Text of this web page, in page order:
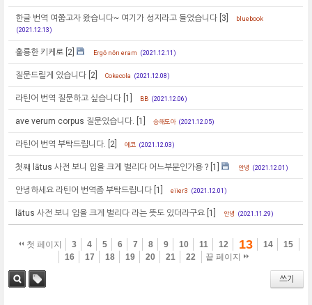
한글 번역 여쭙고자 왔습니다~ 여기가 성지라고 들었습니다 [3]
bluebook
(2021.12.13)
훌룡한 키케로 [2] Ergō nōn eram (2021.12.11)
질문드릴게 있습니다 [2] Cokecola (2021.12.08)
라틴어 번역 질문하고 싶습니다 [1] BB (2021.12.06)
ave verum corpus 질문있습니다. [1] 승해도아 (2021.12.05)
라틴어 번역 부탁드립니다. [2] 에코 (2021.12.03)
첫쨰 lātus 사전 보니 입을 크게 벌리다 어느부분인가용 ? [1] 안녕 (2021.12.01)
안녕하세요 라틴어 번역좀 부탁드립니다 [1] eiier3 (2021.12.01)
lātus 사전 보니 입을 크게 벌리다 라는 뜻도 있더라구요 [1] 안녕 (2021.11.29)
첫 페이지 3 4 5 6 7 8 9 10 11 12 13 14
15
16
17 18 19 20 21 22 끝 페이지
쓰기